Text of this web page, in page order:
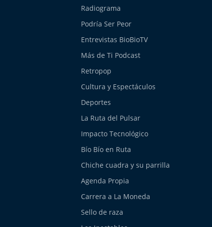
Radiograma
Podría Ser Peor
Entrevistas BioBioTV
Más de Ti Podcast
Retropop
Cultura y Espectáculos
Deportes
La Ruta del Pulsar
Impacto Tecnológico
Bío Bío en Ruta
Chiche cuadra y su parrilla
Agenda Propia
Carrera a La Moneda
Sello de raza